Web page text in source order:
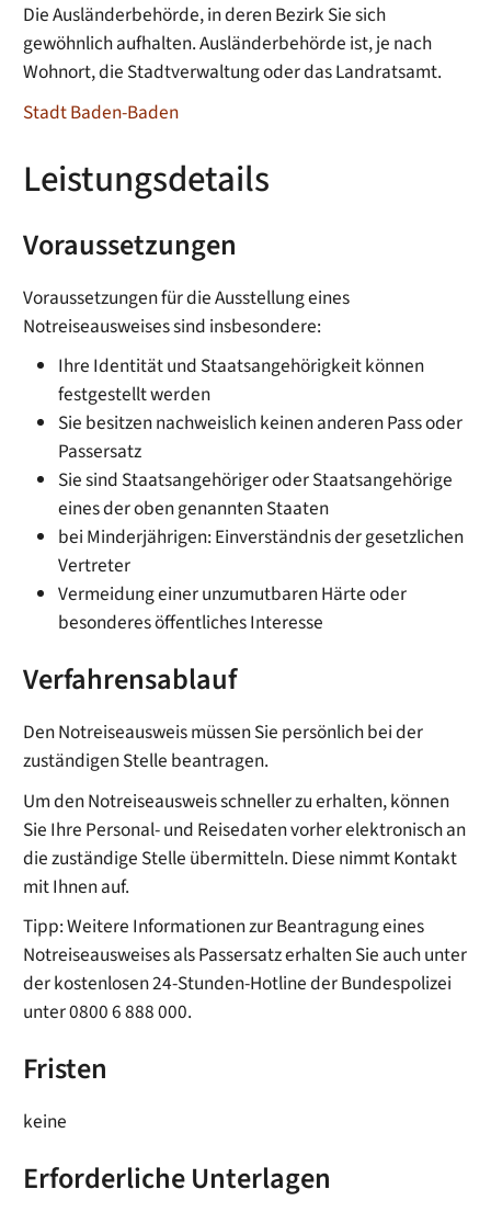
Die Ausländerbehörde, in deren Bezirk Sie sich
gewöhnlich aufhalten. Ausländerbehörde ist, je nach
Wohnort, die Stadtverwaltung oder das Landratsamt.
Stadt Baden-Baden
Leistungsdetails
Voraussetzungen
Voraussetzungen für die Ausstellung eines
Notreiseausweises sind insbesondere:
Ihre Identität und Staatsangehörigkeit können
festgestellt werden
Sie besitzen nachweislich keinen anderen Pass oder
Passersatz
Sie sind Staatsangehöriger oder Staatsangehörige
eines der oben genannten Staaten
bei Minderjährigen: Einverständnis der gesetzlichen
Vertreter
Vermeidung einer unzumutbaren Härte oder
besonderes öffentliches Interesse
Verfahrensablauf
Den Notreiseausweis müssen Sie persönlich bei der
zuständigen Stelle beantragen.
Um den Notreiseausweis schneller zu erhalten, können
Sie Ihre Personal- und Reisedaten vorher elektronisch an
die zuständige Stelle übermitteln. Diese nimmt Kontakt
mit Ihnen auf.
Tipp:Weitere Informationen zur Beantragung eines
Notreiseausweises als Passersatz erhalten Sie auch unter
der kostenlosen 24-Stunden-Hotline der Bundespolizei
unter 0800 6 888 000.
Fristen
keine
Erforderliche Unterlagen